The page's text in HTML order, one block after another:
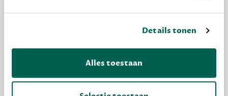
Details tonen
Alles toestaan